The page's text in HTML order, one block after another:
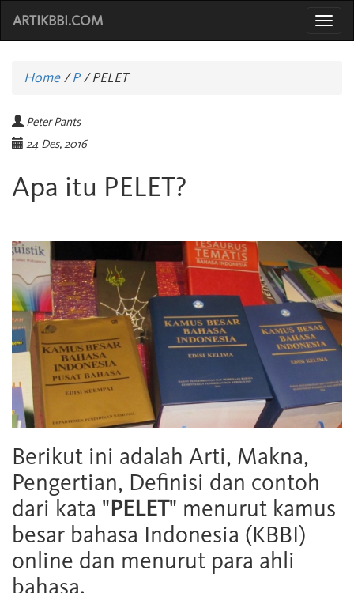
ARTIKBBI.COM
Home/P /PELET
Peter Pants
24 Des, 2016
Apa itu PELET?
Berikut ini adalah Arti, Makna,
Pengertian, Definisi dan contoh
dari kata "PELET" menurut kamus
besar bahasa Indonesia (KBBI)
online dan menurut para ahli
bahasa.